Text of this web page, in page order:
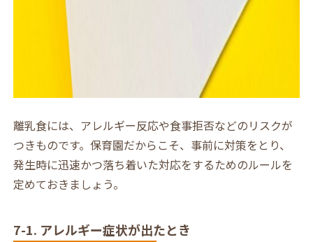
離乳食には、アレルギー反応や食事拒否などのリスクが
つきものです。保育園だからこそ、事前に対策をとり、
発生時に迅速かつ落ち着いた対応をするためのルールを
定めておきましょう。
7-1. アレルギー症状が出たとき